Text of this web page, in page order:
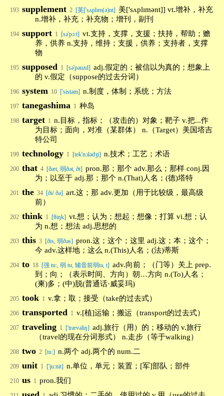
193 supplement 2 [英['sʌplɪm(ə)nt] 美['sʌplɪmənt]] vt.增补，补充
n.增补，补充；补充物；增刊，副刊
194 support 1 [sə'pɔ:t] vt.支持，支撑，支援；扶持，帮助；赡
养，供养 n.支持，维持；支援，供养；支持者，支撑
物
195 supposed 1 [sə'pəuzd] adj.假定的；被信以为真的；想象上
的 v.假定（suppose的过去分词）
196 system 10 ['sistəm] n.制度，体制；系统；方法
197 tanegashima 1 种岛
198 target 1 n.目标，指标；（攻击的）对象；靶子 v.把...作
为目标；面向，对准（某群体） n.（Target）美国塔吉
特公司
199 technology 1 [tek'nɔlədʒi] n.技术；工艺；术语
200 that 4 [ðæt, 弱ðət, ðt] pron.那；那个 adv.那么；那样 conj.因
为；以至于 adj.那；那个 n.(That)人名；(德)塔特
201 the 34 [ði/ ðə] art.这；那 adv.更加（用于比较级，最高级
前）
202 think 1 [θiŋk] vt.想；认为；想起；想像；打算 vi.想；认
为 n.想；想法 adj.思想的
203 this 3 [ðis, 弱ðəs] pron.这；这个；这里 adj.这；本；这个；
今 adv.这样地；这么 n.(This)人名；(法)蒂斯
204 to 18 [强 tu:, 弱 tu, 辅音前弱tə, t] adv.向前；（门等）关上 prep.
到；向；（表示时间、方向）朝…方向 n.(To)人名；
(柬)多；(中)脱(普通话·威妥玛)
205 took 1 v.拿；取；接受（take的过去式）
206 transported 1 v.[植]运输；搬运（transport的过去式）
207 traveling 1 ['trævəliŋ] adj.旅行（用）的；移动的 v.旅行
（travel的现在分词形式） n.走步（等于walking）
208 two 2 [tu:] n.两个 adj.两个的 num.二
209 unit 1 ['ju:nit] n.单位，单元；装置；[军]部队；部件
210 us 1 pron.我们